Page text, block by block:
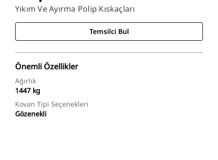
Yıkım Ve Ayırma Polip Kıskaçları
Temsilci Bul
Önemli Özellikler
Ağırlık
1447 kg
Kovan Tipi Seçenekleri
Gözenekli